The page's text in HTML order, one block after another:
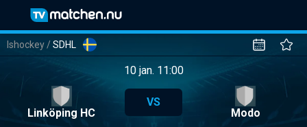
Ishockey /SDHL
10 jan. 11:00
Linköping HC
VS
Modo